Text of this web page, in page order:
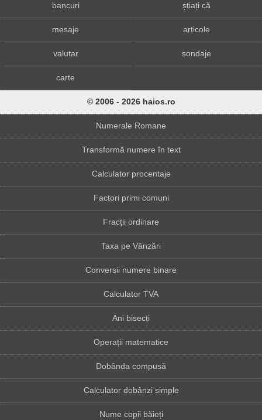
bancuri știați că
mesaje articole
valutar sondaje
carte
© 2006 - 2026 haios.ro
Numerale Romane
Transformă numere în text
Calculator procentaje
Factori primi comuni
Fracții ordinare
Taxa pe Vânzări
Conversii numere binare
Calculator TVA
Ani bisecți
Operații matematice
Dobânda compusă
Calculator dobânzi simple
Nume copii băieți